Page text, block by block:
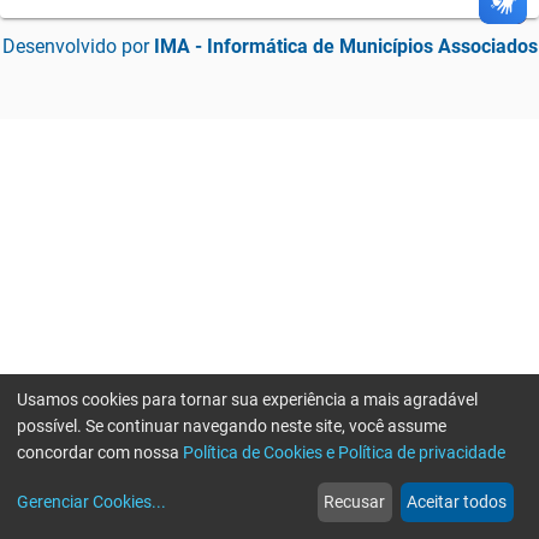
Desenvolvido por IMA - Informática de Municípios Associados
Usamos cookies para tornar sua experiência a mais agradável
possível. Se continuar navegando neste site, você assume
concordar com nossa Política de Cookies e Política de privacidade
Gerenciar Cookies... Recusar Aceitar todos